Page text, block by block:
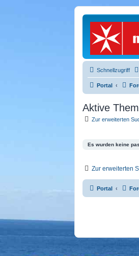
Schnellzugriff
Portal
Aktive
Zur erweiterten
Es wurden keine
Zur erweiterten
Portal